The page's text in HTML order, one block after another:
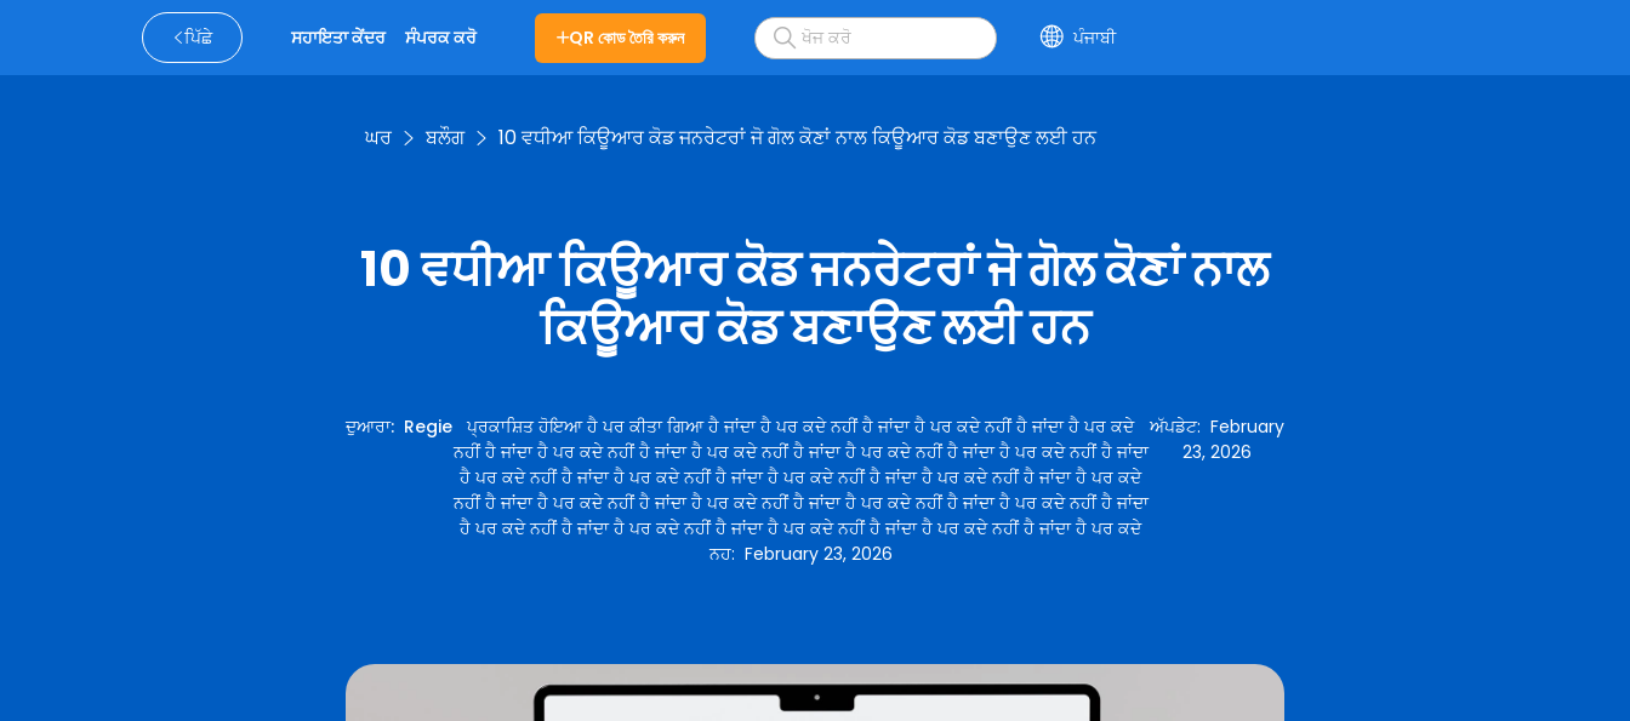
ਪਿੱਛੇ ਸਹਾਇਤਾ ਕੇਂਦਰ ਸੰਪਰਕ ਕਰੋ QR কোড তৈরি করুন ਪੰਜਾਬੀ
ਘਰ ਬਲੌਗ 10 ਵਧੀਆ ਕਿਊਆਰ ਕੋਡ ਜਨਰੇਟਰਾਂ ਜੋ ਗੋਲ ਕੋਣਾਂ ਨਾਲ ਕਿਊਆਰ ਕੋਡ ਬਣਾਉਣ ਲਈ ਹਨ
10 ਵਧੀਆ ਕਿਊਆਰ ਕੋਡ ਜਨਰੇਟਰਾਂ ਜੋ ਗੋਲ ਕੋਣਾਂ ਨਾਲ
ਕਿਊਆਰ ਕੋਡ ਬਣਾਉਣ ਲਈ ਹਨ
ਦੁਆਰਾ: Regie
ਪ੍ਰਕਾਸ਼ਿਤ ਹੋਇਆ ਹੈ ਪਰ ਕੀਤਾ ਗਿਆ ਹੈ ਜਾਂਦਾ ਹੈ ਪਰ ਕਦੇ ਨਹੀਂ ਹੈ ਜਾਂਦਾ ਹੈ ਪਰ ਕਦੇ ਨਹੀਂ ਹੈ ਜਾਂਦਾ ਹੈ ਪਰ ਕਦੇ
ਨਹੀਂ ਹੈ ਜਾਂਦਾ ਹੈ ਪਰ ਕਦੇ ਨਹੀਂ ਹੈ ਜਾਂਦਾ ਹੈ ਪਰ ਕਦੇ ਨਹੀਂ ਹੈ ਜਾਂਦਾ ਹੈ ਪਰ ਕਦੇ ਨਹੀਂ ਹੈ ਜਾਂਦਾ ਹੈ ਪਰ ਕਦੇ ਨਹੀਂ ਹੈ ਜਾਂਦਾ
ਹੈ ਪਰ ਕਦੇ ਨਹੀਂ ਹੈ ਜਾਂਦਾ ਹੈ ਪਰ ਕਦੇ ਨਹੀਂ ਹੈ ਜਾਂਦਾ ਹੈ ਪਰ ਕਦੇ ਨਹੀਂ ਹੈ ਜਾਂਦਾ ਹੈ ਪਰ ਕਦੇ ਨਹੀਂ ਹੈ ਜਾਂਦਾ ਹੈ ਪਰ ਕਦੇ
ਨਹੀਂ ਹੈ ਜਾਂਦਾ ਹੈ ਪਰ ਕਦੇ ਨਹੀਂ ਹੈ ਜਾਂਦਾ ਹੈ ਪਰ ਕਦੇ ਨਹੀਂ ਹੈ ਜਾਂਦਾ ਹੈ ਪਰ ਕਦੇ ਨਹੀਂ ਹੈ ਜਾਂਦਾ ਹੈ ਪਰ ਕਦੇ ਨਹੀਂ ਹੈ ਜਾਂਦਾ
ਹੈ ਪਰ ਕਦੇ ਨਹੀਂ ਹੈ ਜਾਂਦਾ ਹੈ ਪਰ ਕਦੇ ਨਹੀਂ ਹੈ ਜਾਂਦਾ ਹੈ ਪਰ ਕਦੇ ਨਹੀਂ ਹੈ ਜਾਂਦਾ ਹੈ ਪਰ ਕਦੇ ਨਹੀਂ ਹੈ ਜਾਂਦਾ ਹੈ ਪਰ ਕਦੇ
ਨਹ: February 23, 2026
ਅੱਪਡੇਟ:February
23, 2026